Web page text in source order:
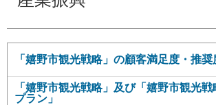
「嬉野市観光戦略」の顧客満足度・推
「嬉野市観光戦略」及び「嬉野市観光
プラン」